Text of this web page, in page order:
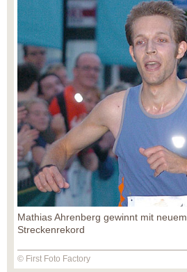
Mathias Ahrenberg gewinnt mit neuem
Streckenrekord
© First Foto Factory